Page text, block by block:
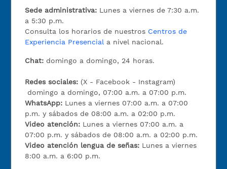
Sede administrativa: Lunes a viernes de 7:30 a.m.
a 5:30 p.m.
Consulta los horarios de nuestros Centros de
Experiencia Presencial a nivel nacional.
Chat: domingo a domingo, 24 horas.
Redes sociales: (X - Facebook - Instagram)
domingo a domingo, 07:00 a.m. a 07:00 p.m.
WhatsApp: Lunes a viernes 07:00 a.m. a 07:00
p.m. y sábados de 08:00 a.m. a 02:00 p.m.
Video atención: Lunes a viernes 07:00 a.m. a
07:00 p.m. y sábados de 08:00 a.m. a 02:00 p.m.
Video atención lengua de señas: Lunes a viernes
8:00 a.m. a 6:00 p.m.